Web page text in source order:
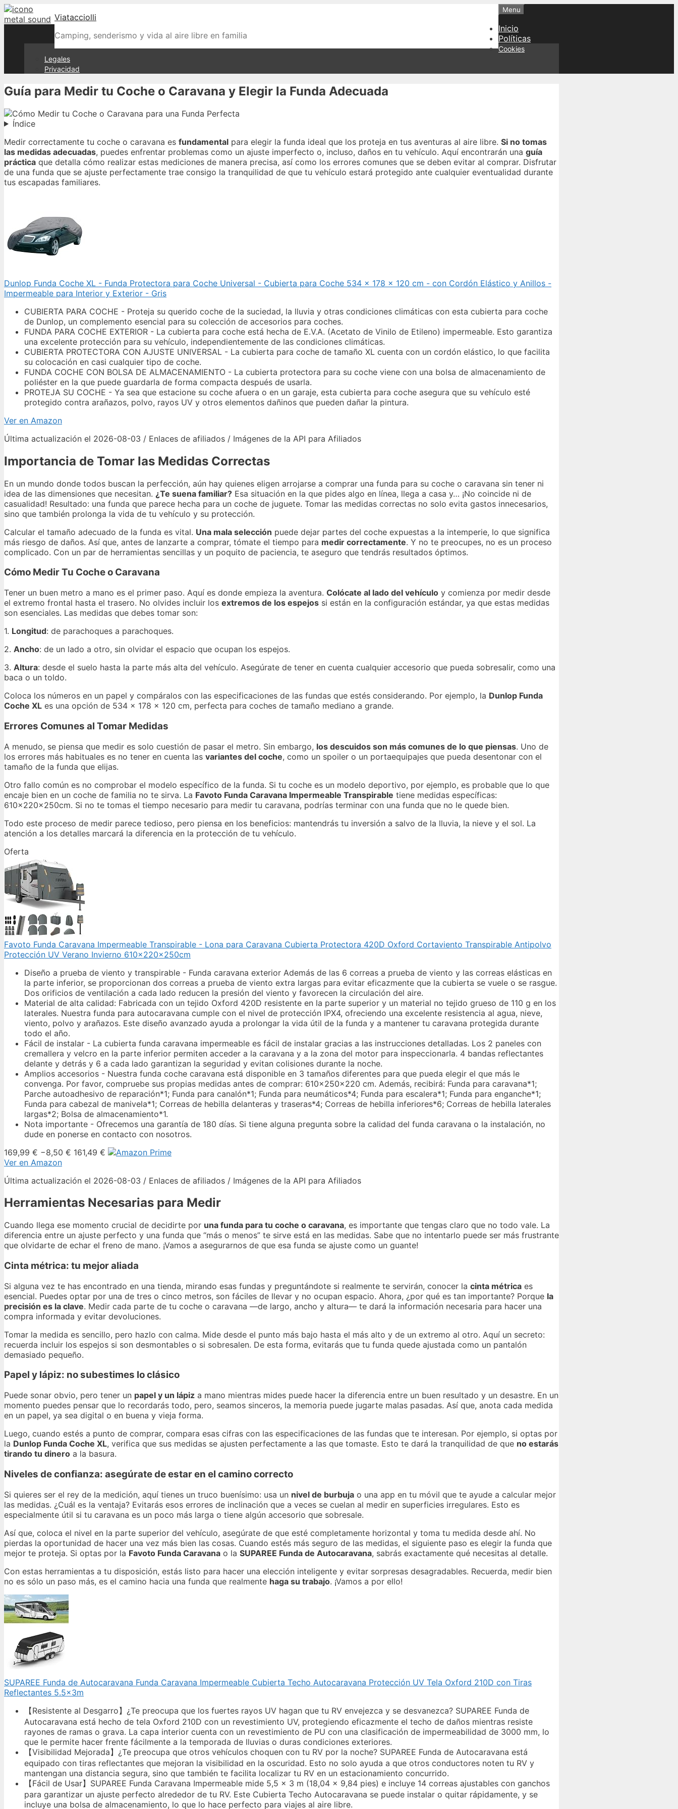
Skip
to
Viatacciolli
Camping, senderismo y vida al aire libre en familia
Menu
Inicio
Políticas
Cookies
Legales
Privacidad
Guía para Medir tu Coche o Caravana y Elegir la Funda Adecuada
Índice
Medir correctamente tu coche o caravana es fundamental para elegir la funda ideal que los proteja en tus aventuras al aire libre. Si no tomas
las medidas adecuadas, puedes enfrentar problemas como un ajuste imperfecto o, incluso, daños en tu vehículo. Aquí encontrarán una guía
práctica que detalla cómo realizar estas mediciones de manera precisa, así como los errores comunes que se deben evitar al comprar. Disfrutar
de una funda que se ajuste perfectamente trae consigo la tranquilidad de que tu vehículo estará protegido ante cualquier eventualidad durante
tus escapadas familiares.
Dunlop Funda Coche XL - Funda Protectora para Coche Universal - Cubierta para Coche 534 x 178 x 120 cm - con Cordón Elástico y Anillos -
Impermeable para Interior y Exterior - Gris
CUBIERTA PARA COCHE - Proteja su querido coche de la suciedad, la lluvia y otras condiciones climáticas con esta cubierta para coche
de Dunlop, un complemento esencial para su colección de accesorios para coches.
FUNDA PARA COCHE EXTERIOR - La cubierta para coche está hecha de E.V.A. (Acetato de Vinilo de Etileno) impermeable. Esto garantiza
una excelente protección para su vehículo, independientemente de las condiciones climáticas.
CUBIERTA PROTECTORA CON AJUSTE UNIVERSAL - La cubierta para coche de tamaño XL cuenta con un cordón elástico, lo que facilita
su colocación en casi cualquier tipo de coche.
FUNDA COCHE CON BOLSA DE ALMACENAMIENTO - La cubierta protectora para su coche viene con una bolsa de almacenamiento de
poliéster en la que puede guardarla de forma compacta después de usarla.
PROTEJA SU COCHE - Ya sea que estacione su coche afuera o en un garaje, esta cubierta para coche asegura que su vehículo esté
protegido contra arañazos, polvo, rayos UV y otros elementos dañinos que pueden dañar la pintura.
Ver en Amazon
Última actualización el 2026-08-03 / Enlaces de afiliados / Imágenes de la API para Afiliados
Importancia de Tomar las Medidas Correctas
En un mundo donde todos buscan la perfección, aún hay quienes eligen arrojarse a comprar una funda para su coche o caravana sin tener ni
idea de las dimensiones que necesitan. ¿Te suena familiar? Esa situación en la que pides algo en línea, llega a casa y… ¡No coincide ni de
casualidad! Resultado: una funda que parece hecha para un coche de juguete. Tomar las medidas correctas no solo evita gastos innecesarios,
sino que también prolonga la vida de tu vehículo y su protección.
Calcular el tamaño adecuado de la funda es vital. Una mala selección puede dejar partes del coche expuestas a la intemperie, lo que significa
más riesgo de daños. Así que, antes de lanzarte a comprar, tómate el tiempo para medir correctamente. Y no te preocupes, no es un proceso
complicado. Con un par de herramientas sencillas y un poquito de paciencia, te aseguro que tendrás resultados óptimos.
Cómo Medir Tu Coche o Caravana
Tener un buen metro a mano es el primer paso. Aquí es donde empieza la aventura. Colócate al lado del vehículo y comienza por medir desde
el extremo frontal hasta el trasero. No olvides incluir los extremos de los espejos si están en la configuración estándar, ya que estas medidas
son esenciales. Las medidas que debes tomar son:
1. Longitud: de parachoques a parachoques.
2. Ancho: de un lado a otro, sin olvidar el espacio que ocupan los espejos.
3. Altura: desde el suelo hasta la parte más alta del vehículo. Asegúrate de tener en cuenta cualquier accesorio que pueda sobresalir, como una
baca o un toldo.
Coloca los números en un papel y compáralos con las especificaciones de las fundas que estés considerando. Por ejemplo, la Dunlop Funda
Coche XL es una opción de 534 x 178 x 120 cm, perfecta para coches de tamaño mediano a grande.
Errores Comunes al Tomar Medidas
A menudo, se piensa que medir es solo cuestión de pasar el metro. Sin embargo, los descuidos son más comunes de lo que piensas. Uno de
los errores más habituales es no tener en cuenta las variantes del coche, como un spoiler o un portaequipajes que pueda desentonar con el
tamaño de la funda que elijas.
Otro fallo común es no comprobar el modelo específico de la funda. Si tu coche es un modelo deportivo, por ejemplo, es probable que lo que
encaje bien en un coche de familia no te sirva. La Favoto Funda Caravana Impermeable Transpirable tiene medidas específicas:
610x220x250cm. Si no te tomas el tiempo necesario para medir tu caravana, podrías terminar con una funda que no le quede bien.
Todo este proceso de medir parece tedioso, pero piensa en los beneficios: mantendrás tu inversión a salvo de la lluvia, la nieve y el sol. La
atención a los detalles marcará la diferencia en la protección de tu vehículo.
Oferta
Favoto Funda Caravana Impermeable Transpirable - Lona para Caravana Cubierta Protectora 420D Oxford Cortaviento Transpirable Antipolvo
Protección UV Verano Invierno 610x220x250cm
Diseño a prueba de viento y transpirable - Funda caravana exterior Además de las 6 correas a prueba de viento y las correas elásticas en
la parte inferior, se proporcionan dos correas a prueba de viento extra largas para evitar eficazmente que la cubierta se vuele o se rasgue.
Dos orificios de ventilación a cada lado reducen la presión del viento y favorecen la circulación del aire.
Material de alta calidad: Fabricada con un tejido Oxford 420D resistente en la parte superior y un material no tejido grueso de 110 g en los
laterales. Nuestra funda para autocaravana cumple con el nivel de protección IPX4, ofreciendo una excelente resistencia al agua, nieve,
viento, polvo y arañazos. Este diseño avanzado ayuda a prolongar la vida útil de la funda y a mantener tu caravana protegida durante
todo el año.
Fácil de instalar - La cubierta funda caravana impermeable es fácil de instalar gracias a las instrucciones detalladas. Los 2 paneles con
cremallera y velcro en la parte inferior permiten acceder a la caravana y a la zona del motor para inspeccionarla. 4 bandas reflectantes
delante y detrás y 6 a cada lado garantizan la seguridad y evitan colisiones durante la noche.
Amplios accesorios - Nuestra funda coche caravana está disponible en 3 tamaños diferentes para que pueda elegir el que más le
convenga. Por favor, compruebe sus propias medidas antes de comprar: 610x250x220 cm. Además, recibirá: Funda para caravana*1;
Parche autoadhesivo de reparación*1; Funda para canalón*1; Funda para neumáticos*4; Funda para escalera*1; Funda para enganche*1;
Funda para cabezal de manivela*1; Correas de hebilla delanteras y traseras*4; Correas de hebilla inferiores*6; Correas de hebilla laterales
largas*2; Bolsa de almacenamiento*1.
Nota importante - Ofrecemos una garantía de 180 días. Si tiene alguna pregunta sobre la calidad del funda caravana o la instalación, no
dude en ponerse en contacto con nosotros.
169,99 € −8,50 € 161,49 €
Ver en Amazon
Última actualización el 2026-08-03 / Enlaces de afiliados / Imágenes de la API para Afiliados
Herramientas Necesarias para Medir
Cuando llega ese momento crucial de decidirte por una funda para tu coche o caravana, es importante que tengas claro que no todo vale. La
diferencia entre un ajuste perfecto y una funda que “más o menos” te sirve está en las medidas. Sabe que no intentarlo puede ser más frustrante
que olvidarte de echar el freno de mano. ¡Vamos a asegurarnos de que esa funda se ajuste como un guante!
Cinta métrica: tu mejor aliada
Si alguna vez te has encontrado en una tienda, mirando esas fundas y preguntándote si realmente te servirán, conocer la cinta métrica es
esencial. Puedes optar por una de tres o cinco metros, son fáciles de llevar y no ocupan espacio. Ahora, ¿por qué es tan importante? Porque la
precisión es la clave. Medir cada parte de tu coche o caravana —de largo, ancho y altura— te dará la información necesaria para hacer una
compra informada y evitar devoluciones.
Tomar la medida es sencillo, pero hazlo con calma. Mide desde el punto más bajo hasta el más alto y de un extremo al otro. Aquí un secreto:
recuerda incluir los espejos si son desmontables o si sobresalen. De esta forma, evitarás que tu funda quede ajustada como un pantalón
demasiado pequeño.
Papel y lápiz: no subestimes lo clásico
Puede sonar obvio, pero tener un papel y un lápiz a mano mientras mides puede hacer la diferencia entre un buen resultado y un desastre. En un
momento puedes pensar que lo recordarás todo, pero, seamos sinceros, la memoria puede jugarte malas pasadas. Así que, anota cada medida
en un papel, ya sea digital o en buena y vieja forma.
Luego, cuando estés a punto de comprar, compara esas cifras con las especificaciones de las fundas que te interesan. Por ejemplo, si optas por
la Dunlop Funda Coche XL, verifica que sus medidas se ajusten perfectamente a las que tomaste. Esto te dará la tranquilidad de que no estarás
tirando tu dinero a la basura.
Niveles de confianza: asegúrate de estar en el camino correcto
Si quieres ser el rey de la medición, aquí tienes un truco buenísimo: usa un nivel de burbuja o una app en tu móvil que te ayude a calcular mejor
las medidas. ¿Cuál es la ventaja? Evitarás esos errores de inclinación que a veces se cuelan al medir en superficies irregulares. Esto es
especialmente útil si tu caravana es un poco más larga o tiene algún accesorio que sobresale.
Así que, coloca el nivel en la parte superior del vehículo, asegúrate de que esté completamente horizontal y toma tu medida desde ahí. No
pierdas la oportunidad de hacer una vez más bien las cosas. Cuando estés más seguro de las medidas, el siguiente paso es elegir la funda que
mejor te proteja. Si optas por la Favoto Funda Caravana o la SUPAREE Funda de Autocaravana, sabrás exactamente qué necesitas al detalle.
Con estas herramientas a tu disposición, estás listo para hacer una elección inteligente y evitar sorpresas desagradables. Recuerda, medir bien
no es sólo un paso más, es el camino hacia una funda que realmente haga su trabajo. ¡Vamos a por ello!
SUPAREE Funda de Autocaravana Funda Caravana Impermeable Cubierta Techo Autocaravana Protección UV Tela Oxford 210D con Tiras
Reflectantes 5.5x3m
【Resistente al Desgarro】¿Te preocupa que los fuertes rayos UV hagan que tu RV envejezca y se desvanezca? SUPAREE Funda de
Autocaravana está hecho de tela Oxford 210D con un revestimiento UV, protegiendo eficazmente el techo de daños mientras resiste
rayones de ramas o grava. La capa interior cuenta con un revestimiento de PU con una clasificación de impermeabilidad de 3000 mm, lo
que le permite hacer frente fácilmente a la temporada de lluvias o duras condiciones exteriores.
【Visibilidad Mejorada】¿Te preocupa que otros vehículos choquen con tu RV por la noche? SUPAREE Funda de Autocaravana está
equipado con tiras reflectantes que mejoran la visibilidad en la oscuridad. Esto no solo ayuda a que otros conductores noten tu RV y
mantengan una distancia segura, sino que también te facilita localizar tu RV en un estacionamiento concurrido.
【Fácil de Usar】SUPAREE Funda Caravana Impermeable mide 5,5 x 3 m (18,04 x 9,84 pies) e incluye 14 correas ajustables con ganchos
para garantizar un ajuste perfecto alrededor de tu RV. Este Cubierta Techo Autocaravana se puede instalar o quitar rápidamente, y se
incluye una bolsa de almacenamiento, lo que lo hace perfecto para viajes al aire libre.